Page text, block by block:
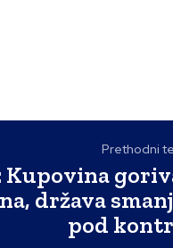
Prethodni
Kupovina
država
pod